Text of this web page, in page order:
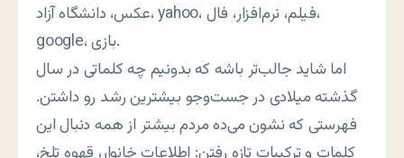
عکس، دانشگاه آزاد، yahoo، فیلم، نرم‌افزار، فال،
google، بازی.
اما شاید جالب‌تر باشه که بدونیم چه کلماتی در سال
گذشته میلادی در جست‌وجو بیشترین رشد رو داشتن.
فهرستی که نشون می‌ده مردم بیشتر از همه دنبال این